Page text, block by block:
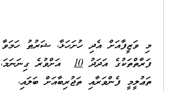
މި ވަޒީފާއަށް އެދި ހުށަހަޅާ، ޝަރުޠު ހަމަވާ
ފަރާތްތަކުގެ އަދަދު10 އަށްވުރެ ގިނަނަމަ،
ތަޢުލީމީ ފެންވަރާއި ތަޖުރިބާއަށް ބަލައި،